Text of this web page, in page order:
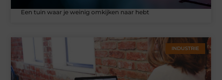
Een tuin waar je weinig omkijken naar hebt
INDUSTRIE